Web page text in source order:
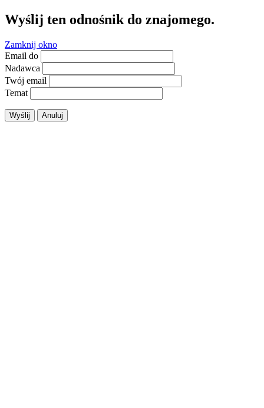
Wyślij ten odnośnik do znajomego.
Zamknij okno
Email do
Nadawca
Twój email
Temat
Wyślij Anuluj